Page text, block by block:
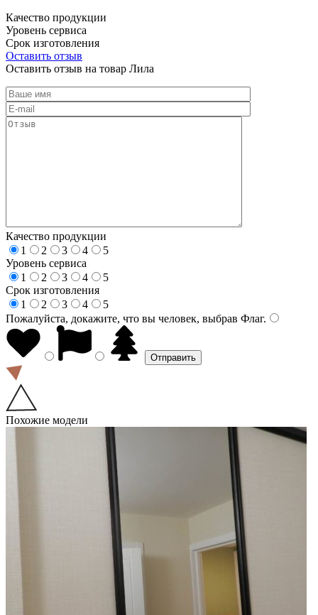
Качество продукции
Уровень сервиса
Срок изготовления
Оставить отзыв
Оставить отзыв на товар Лила
Качество продукции
1
2 3 4
5
Уровень сервиса
1
2 3 4
5
Срок изготовления
1
2 3 4
5
Пожалуйста, докажите, что вы человек, выбрав Флаг.
Похожие модели